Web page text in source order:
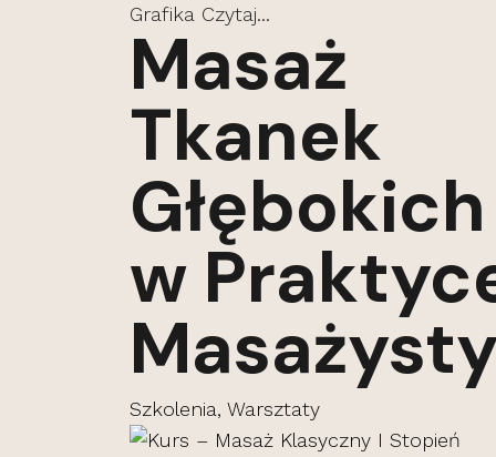
Grafika Czytaj...
Masaż
Tkanek
Głębokich
w
Szkolenia, Warsztaty